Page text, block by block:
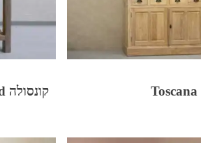
קונסולה Madrid